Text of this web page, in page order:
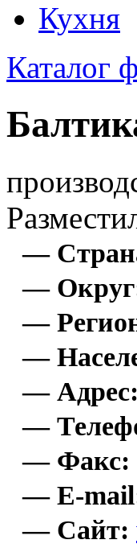
Кухня
Каталог
—
—
—
—
— Адрес:
—
— Факс:
— E-
— Сайт: